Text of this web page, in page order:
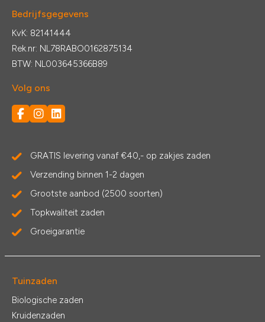
Bedrijfsgegevens
KvK: 82141444
Rek.nr: NL78RABO0162875134
BTW: NL003645366B89
Volg ons
GRATIS levering vanaf €40,- op zakjes zaden
Verzending binnen 1-2 dagen
Grootste aanbod (2500 soorten)
Topkwaliteit zaden
Groeigarantie
Tuinzaden
Biologische zaden
Kruidenzaden